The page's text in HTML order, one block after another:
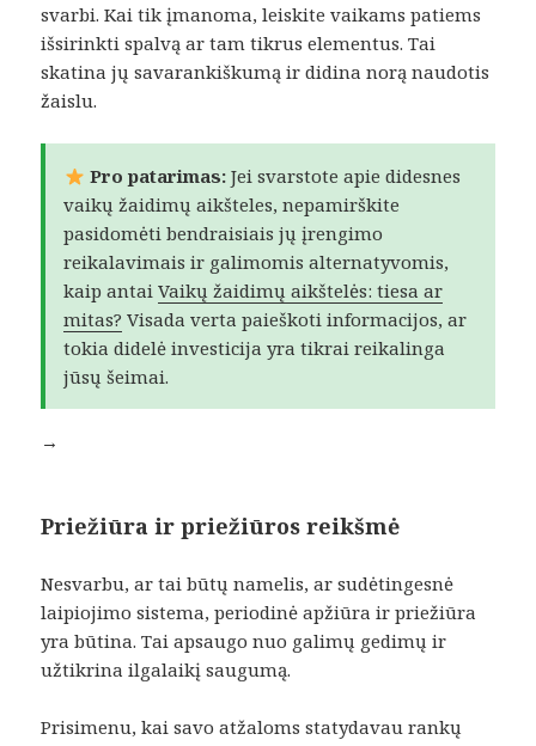
svarbi. Kai tik įmanoma, leiskite vaikams patiems
išsirinkti spalvą ar tam tikrus elementus. Tai
skatina jų savarankiškumą ir didina norą naudotis
žaislu.
Pro patarimas:Jei svarstote apie didesnes
vaikų žaidimų aikšteles, nepamirškite
pasidomėti bendraisiais jų įrengimo
reikalavimais ir galimomis alternatyvomis,
kaip antaiVaikų žaidimų aikštelės: tiesa ar
mitas? Visada verta paieškoti informacijos, ar
tokia didelė investicija yra tikrai reikalinga
jūsų šeimai.
→
Priežiūra ir priežiūros reikšmė
Nesvarbu, ar tai būtų namelis, ar sudėtingesnė
laipiojimo sistema, periodinė apžiūra ir priežiūra
yra būtina. Tai apsaugo nuo galimų gedimų ir
užtikrina ilgalaikį saugumą.
Prisimenu, kai savo atžaloms statydavau rankų